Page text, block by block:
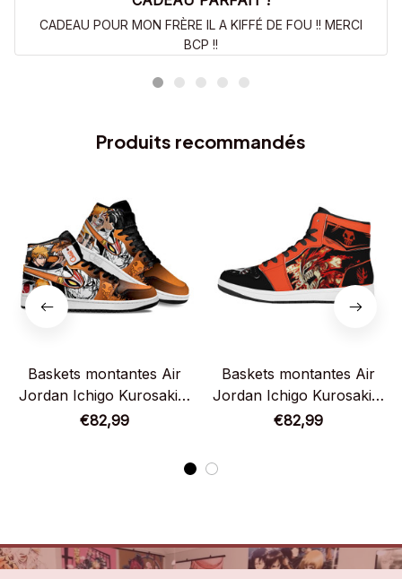
CADEAU POUR MON FRÈRE IL A KIFFÉ DE FOU !! MERCI
BCP !!
Produits recommandés
Baskets montantes Air
Jordan Ichigo Kurosaki –
Chaussures montantes
€82,99
Baskets montantes Air
Jordan Ichigo Kurosaki –
Chaussures montantes
€82,99